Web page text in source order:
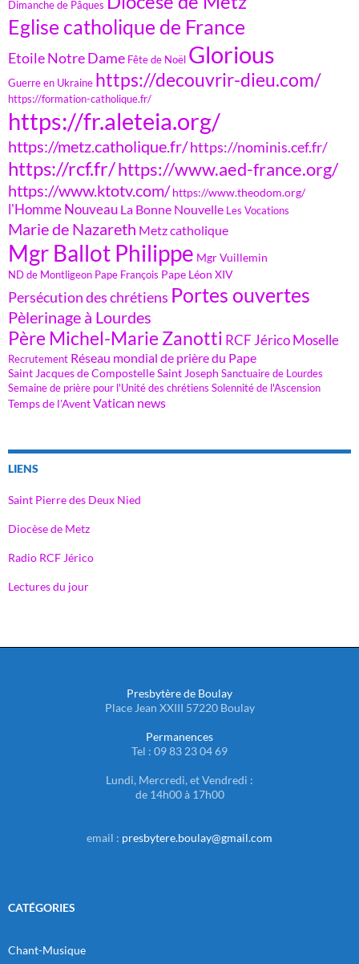
Dimanche de Pâques
Eglise catholique de France
Etoile Notre Dame Fête de Noël Glorious
Guerre en Ukraine https://decouvrir-dieu.com/
https://formation-catholique.fr/
https://fr.aleteia.org/
https://metz.catholique.fr/https://nominis.cef.fr/
https://rcf.fr/https://www.aed-france.org/
https://www.ktotv.com/ https://www.theodom.org/
l'Homme Nouveau La Bonne Nouvelle Les Vocations
Marie de Nazareth Metz catholique
Mgr Ballot Philippe Mgr Vuillemin
ND de Montligeon Pape François Pape Léon XIV
Persécution des chrétiens Portes ouvertes
Pèlerinage à Lourdes
Père Michel-Marie Zanotti RCF Jérico Moselle
Recrutement Réseau mondial de prière du Pape
Saint Jacques de CompostelleSaint Joseph Sanctuaire de Lourdes
Semaine de prière pour l'Unité des chrétiens Solennité de l'Ascension
Temps de l'AventVatican news
LIENS
Saint Pierre des Deux Nied
Diocèse de Metz
Radio RCF Jérico
Lectures du jour
Presbytère de Boulay
Place Jean XXIII 57220 Boulay
Permanences
Tel : 09 83 23 04 69
Lundi, Mercredi, et Vendredi :
de 14h00 à 17h00
email : presbytere.boulay@gmail.com
CATÉGORIES
Chant-Musique